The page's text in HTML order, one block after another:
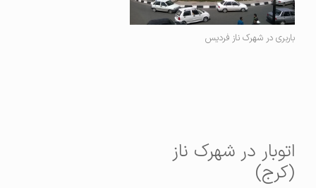
باربری در شهرک ناز فردیس
اتوبار در شهرک ناز
(کرج)